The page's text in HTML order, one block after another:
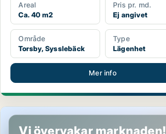
Areal
Ca. 40 m2
Pris pr. md.
Ej angivet
Område
Torsby, Sysslebäck
Type
Lägenhet
Mer info
Lägenhet i Torsby, Sysslebäck
Vi övervakar marknaden!